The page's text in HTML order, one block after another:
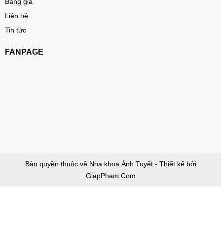
Liên hệ
Tin tức
FANPAGE
Bản quyền thuộc về Nha khoa Ánh Tuyết - Thiết kế bởi
GiapPham.Com